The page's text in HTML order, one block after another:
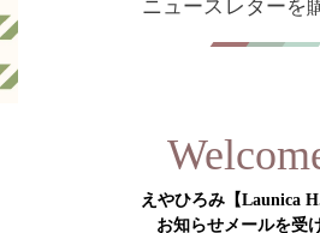
ニュースレターを
えやひろみ【Launica
お知らせメールを受